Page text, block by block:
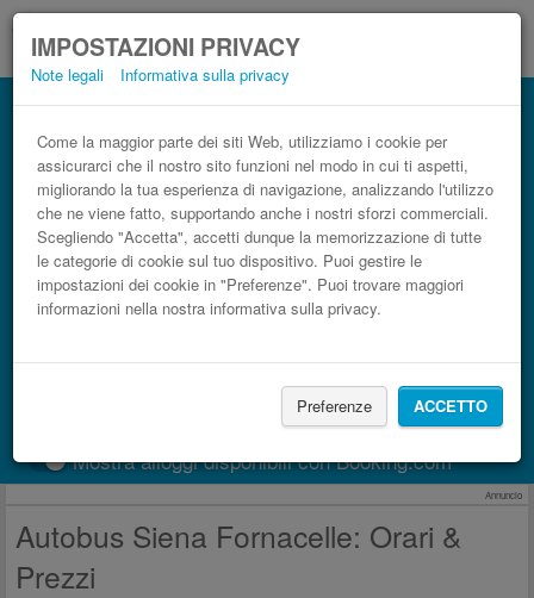
IMPOSTAZIONI PRIVACY
Note legali Informativa sulla privacy
Come la maggior parte dei siti Web, utilizziamo i cookie per
assicurarci che il nostro sito funzioni nel modo in cui ti aspetti,
migliorando la tua esperienza di navigazione, analizzando l'utilizzo
che ne viene fatto, supportando anche i nostri sforzi commerciali.
Scegliendo "Accetta", accetti dunque la memorizzazione di tutte
le categorie di cookie sul tuo dispositivo. Puoi gestire le
impostazioni dei cookie in "Preferenze". Puoi trovare maggiori
informazioni nella nostra informativa sulla privacy.
Preferenze ACCETTO
Autobus Fornacelle Siena low cost
Prenota il biglietto del pullman più economico
Mostra alloggi disponibili con Booking.com
Annuncio
Autobus Siena Fornacelle: Orari &
Prezzi